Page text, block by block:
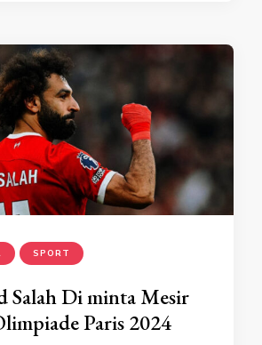
SPORT
Salah Di minta Mesir
Paris 2024